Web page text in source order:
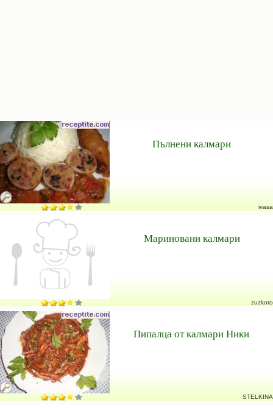
Пълнени калмари
ivasa
Мариновани калмари
zuzkoto
Пипалца от калмари Ники
STELKINA